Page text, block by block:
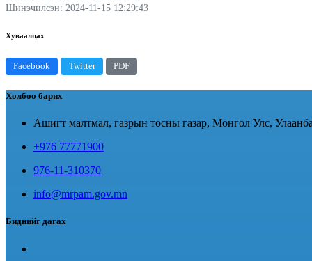
Шинэчилсэн: 2024-11-15 12:29:43
Хуваалцах
Facebook Twitter PDF
Холбоо барих
Ашигт малтмал, газрын тосны газар, Монгол Улс,
+976 77771900
976-11-310370
info@mrpam.gov.mn
Биднийг дагах